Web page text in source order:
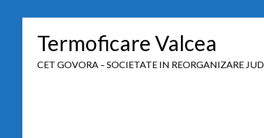
Termoficare Valcea
CET GOVORA – SOCIETATE IN REORGANIZARE